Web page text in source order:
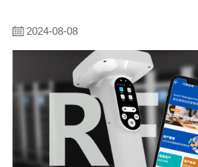
2024-08-08